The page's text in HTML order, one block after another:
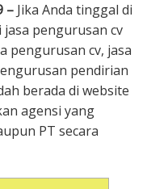
– Jika Anda tinggal di
pengurusan cv
pengurusan cv, jasa
pendirian
berada di website
agensi yang
PT secara